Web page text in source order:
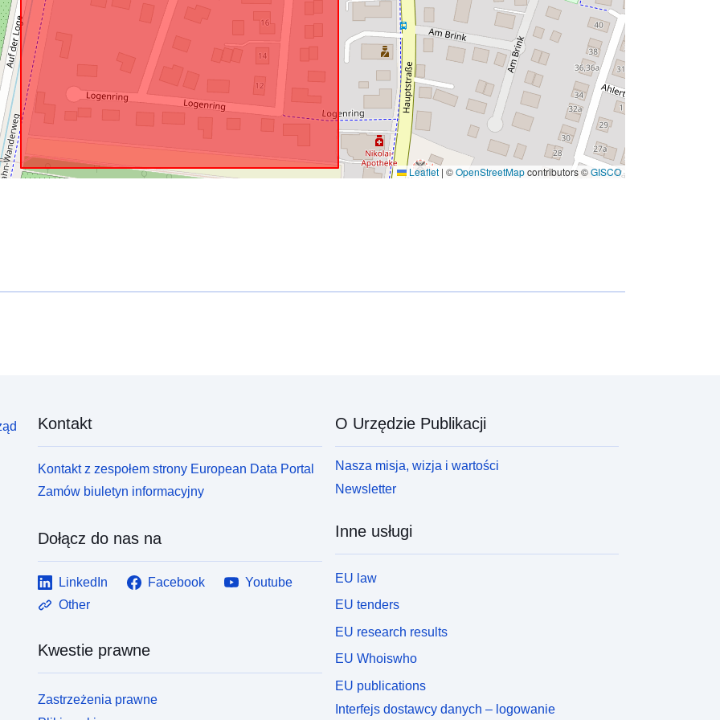
Leaflet | ©OpenStreetMapcontributors ©GISCO
Kontakt
Kontakt z zespołem strony European Data Portal
Zamów biuletyn informacyjny
Dołącz do nas na
LinkedIn Facebook
Youtube
Other
Kwestie prawne
Zastrzeżenia prawne
O Urzędzie Publikacji
Nasza misja, wizja i wartości
Newsletter
Inne usługi
EU law
EU tenders
EU research results
EU Whoiswho
EU publications
Interfejs dostawcy danych – logowanie